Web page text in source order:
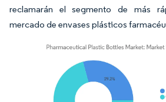
reclamarán el segmento de más
mercado de envases plásticos